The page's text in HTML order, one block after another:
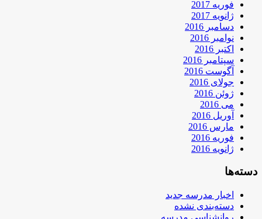
فوریه 2017
ژانویه 2017
دسامبر 2016
نوامبر 2016
اکتبر 2016
سپتامبر 2016
آگوست 2016
جولای 2016
ژوئن 2016
می 2016
آوریل 2016
مارس 2016
فوریه 2016
ژانویه 2016
دسته‌ها
اخبار مدرسه جدید
دسته‌بندی نشده
روانشناسی مدرسه